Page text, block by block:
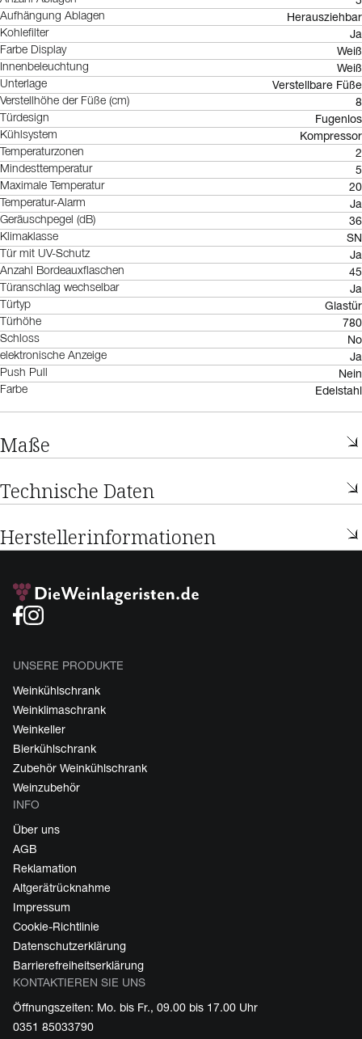
Aufhängung Ablagen Herausziehbar
Kohlefilter Ja
Farbe Display Weiß
Innenbeleuchtung Weiß
Unterlage Verstellbare Füße
Verstellhöhe der Füße (cm) 8
Türdesign Fugenlos
Kühlsystem Kompressor
Temperaturzonen 2
Mindesttemperatur 5
Maximale Temperatur 20
Temperatur-Alarm Ja
Geräuschpegel (dB) 36
Klimaklasse SN
Tür mit UV-Schutz Ja
Anzahl Bordeauxflaschen 45
Türanschlag wechselbar Ja
Türtyp Glastür
Türhöhe 780
Schloss No
elektronische Anzeige Ja
Push Pull Nein
Farbe Edelstahl
Maße
Technische Daten
Herstellerinformationen
UNSERE PRODUKTE
Weinkühlschrank
Weinklimaschrank
Weinkeller
Bierkühlschrank
Zubehör Weinkühlschrank
Weinzubehör
INFO
Über uns
AGB
Reklamation
Altgerätrücknahme
Impressum
Cookie-Richtlinie
Datenschutzerklärung
Barrierefreiheitserklärung
KONTAKTIEREN SIE UNS
Öffnungszeiten: Mo. bis Fr., 09.00 bis 17.00 Uhr
0351 85033790